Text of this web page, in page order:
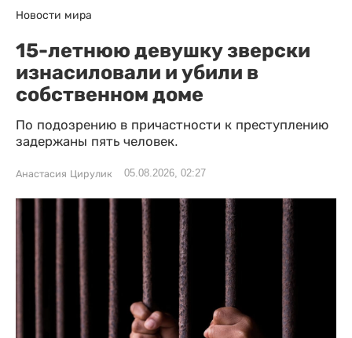
Новости мира
15-летнюю девушку зверски
изнасиловали и убили в
собственном доме
По подозрению в причастности к преступлению
задержаны пять человек.
Анастасия Цирулик 05.08.2026, 02:27